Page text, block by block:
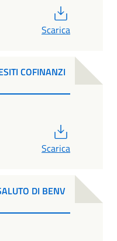
Scarica
COFINANZI
Scarica
DI BENV